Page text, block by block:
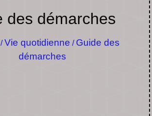
des démarches
/Vie quotidienne / Guide des
démarches